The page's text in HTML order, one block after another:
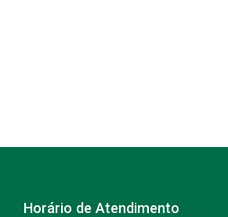
Horário de Atendimento